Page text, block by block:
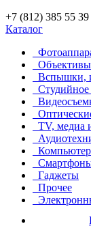
+7 (812) 385 55 39
Каталог
Объективы
Вспышки,
Студийное
TV, медиа
Гаджеты
Прочее